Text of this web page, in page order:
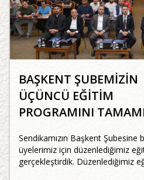
BAŞKENT ŞUBEMİZİN
ÜÇÜNCÜ EĞİTİM
PROGRAMINI
Sendikamızın Başkent Şubesine
üyelerimiz için düzenlediğimiz
gerçekleştirdik. Düzenlediğimiz